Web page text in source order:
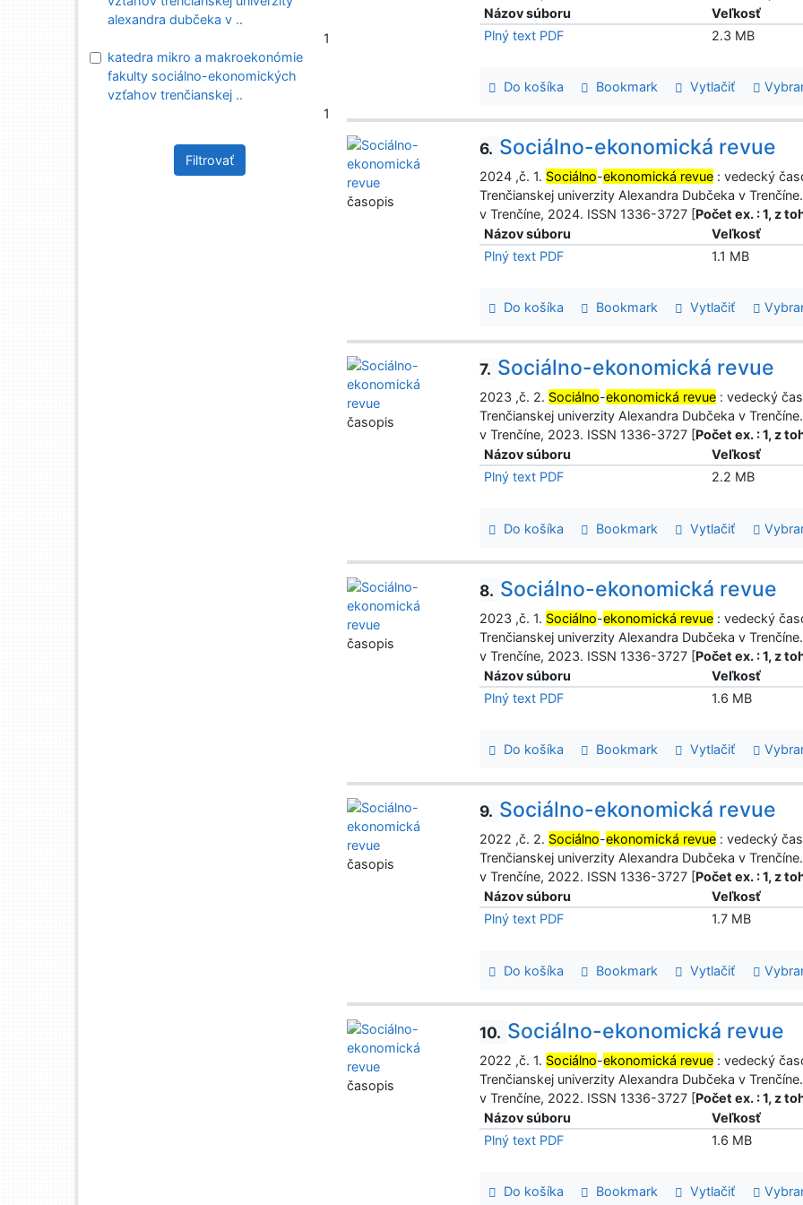
Názov súboru
Veľkosť
Plný text PDF
2.3 MB
Do košíka Bookmark Vytlačiť
6. Sociálno-ekonomická revue
2024 ,č. 1. Sociálno-ekonomická revue : vedecký
Trenčianskej univerzity Alexandra Dubčeka v
v Trenčíne, 2024. ISSN 1336-3727 [Počet ex. : 1, z
Názov súboru
Veľkosť
Plný text PDF
1.1 MB
Do košíka Bookmark Vytlačiť
časopis
7. Sociálno-ekonomická revue
2023 ,č. 2. Sociálno-ekonomická revue : vedecký
Trenčianskej univerzity Alexandra Dubčeka v
v Trenčíne, 2023. ISSN 1336-3727 [Počet ex. : 1, z
Názov súboru
Veľkosť
Plný text PDF
2.2 MB
Do košíka Bookmark Vytlačiť
časopis
8. Sociálno-ekonomická revue
2023 ,č. 1. Sociálno-ekonomická revue : vedecký
Trenčianskej univerzity Alexandra Dubčeka v
v Trenčíne, 2023. ISSN 1336-3727 [Počet ex. : 1, z
Názov súboru
Veľkosť
Plný text PDF
1.6 MB
Do košíka Bookmark Vytlačiť
časopis
9. Sociálno-ekonomická revue
2022 ,č. 2. Sociálno-ekonomická revue : vedecký
Trenčianskej univerzity Alexandra Dubčeka v
v Trenčíne, 2022. ISSN 1336-3727 [Počet ex. : 1, z
Názov súboru
Veľkosť
Plný text PDF
1.7 MB
Do košíka Bookmark Vytlačiť
časopis
10. Sociálno-ekonomická revue
2022 ,č. 1. Sociálno-ekonomická revue : vedecký
Trenčianskej univerzity Alexandra Dubčeka v
v Trenčíne, 2022. ISSN 1336-3727 [Počet ex. : 1, z
Názov súboru
Veľkosť
Plný text PDF
1.6 MB
Do košíka Bookmark Vytlačiť
časopis
alexandra dubčeka v ..
1
katedra mikro a makroekonómie
fakulty sociálno-ekonomických
vzťahov trenčianskej ..
1
Filtrovať